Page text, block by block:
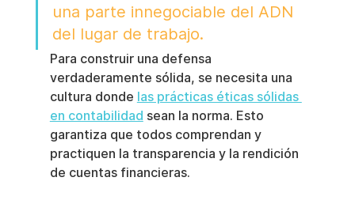
una parte innegociable del ADN
del lugar de trabajo.
Para construir una defensa
verdaderamente sólida, se necesita una
cultura donde las prácticas éticas sólidas
en contabilidad sean la norma. Esto
garantiza que todos comprendan y
practiquen la transparencia y la rendición
de cuentas financieras.